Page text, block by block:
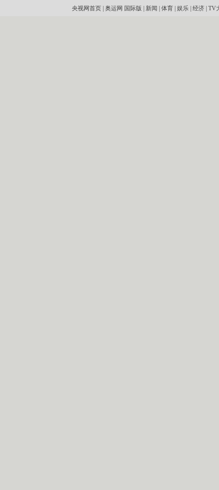
央视网首页| 奥运网 国际版 新闻 体育| 娱乐| 经济| TV